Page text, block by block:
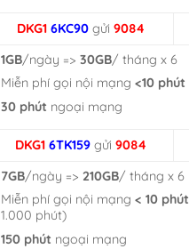
DKG1 6KC90 gửi 9084
1GB/ngày =>30GB/ tháng x 6
Miễn phí gọi nội mạng<10 phút
30 phút ngoại mạng
DKG1 6TK159 gửi 9084
7GB/ngày =>210GB/ tháng x 6
Miễn phí gọi nội mạng < 10 phút
1.000 phút)
150 phút ngoại mạng